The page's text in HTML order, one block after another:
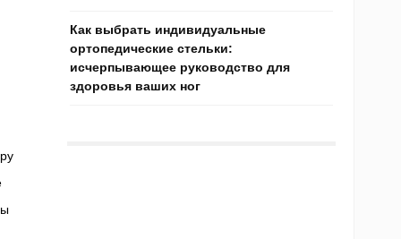
Как выбрать индивидуальные
ортопедические стельки:
исчерпывающее руководство для
здоровья ваших ног